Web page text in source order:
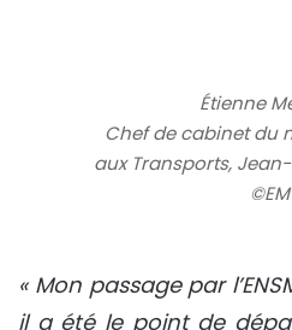
Étienne
Chef de cabinet du
aux Transports,
©EM
« Mon passage par
il a été le point de